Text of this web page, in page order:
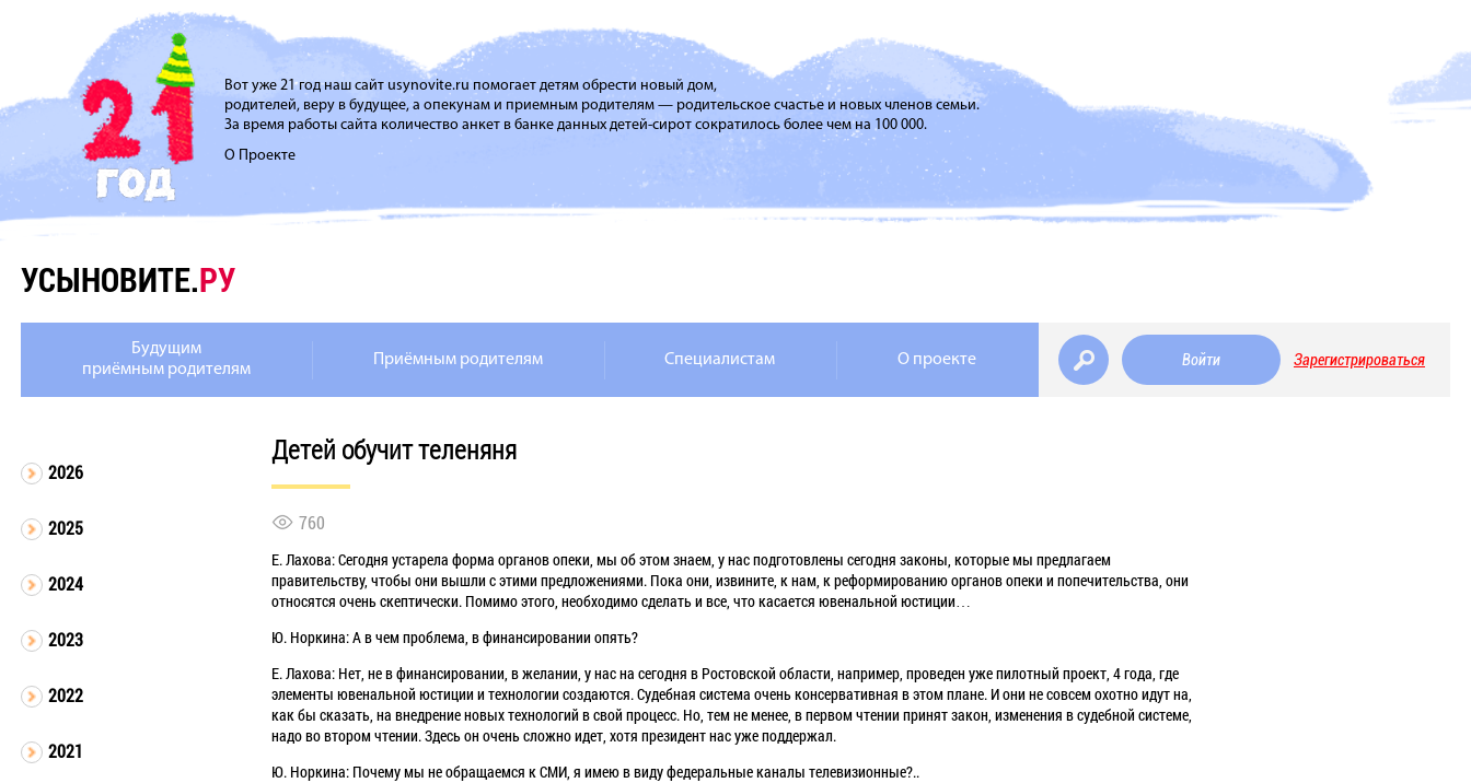
Вот уже 21 год наш сайт usynovite.ru помогает детям обрести новый дом,
родителей, веру в будущее, а опекунам и приемным родителям — родительское счастье и новых членов семьи.
За время работы сайта количество анкет в банке данных детей-сирот сократилось более чем на 100 000.
О Проекте
УСЫНОВИТЕ.РУ
Будущим
приёмным родителям
Приёмным родителям Специалистам О проекте Войти Зарегистрироваться
2026
2025
2024
2023
2022
2021
Детей обучит теленяня
760
Е. Лахова: Cегодня устарела форма органов опеки, мы об этом знаем, у нас подготовлены сегодня законы, которые мы предлагаем
правительству, чтобы они вышли с этими предложениями. Пока они, извините, к нам, к реформированию органов опеки и попечительства, они
относятся очень скептически. Помимо этого, необходимо сделать и все, что касается ювенальной юстиции…
Ю. Норкина: А в чем проблема, в финансировании опять?
Е. Лахова: Нет, не в финансировании, в желании, у нас на сегодня в Ростовской области, например, проведен уже пилотный проект, 4 года, где
элементы ювенальной юстиции и технологии создаются. Судебная система очень консервативная в этом плане. И они не совсем охотно идут на,
как бы сказать, на внедрение новых технологий в свой процесс. Но, тем не менее, в первом чтении принят закон, изменения в судебной системе,
надо во втором чтении. Здесь он очень сложно идет, хотя президент нас уже поддержал.
Ю. Норкина: Почему мы не обращаемся к СМИ, я имею в виду федеральные каналы телевизионные?..